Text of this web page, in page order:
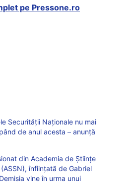
pe Pressone.ro
Securității Naționale nu mai
de anul acesta – anunță
din Academia de Științe
înființată de Gabriel
vine în urma unui